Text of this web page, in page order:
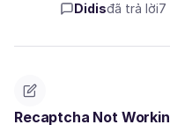
Didisđã trả lời7
Recaptcha Not